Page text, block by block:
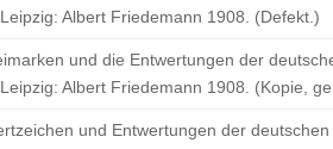
Albert Friedemann 1908. (Defekt.)
und die Entwertungen der
Albert Friedemann 1908. (Kopie,
und Entwertungen der